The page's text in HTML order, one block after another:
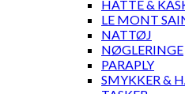
HATTE &
LE MONT
NATTØJ
NØGLERINGE
PARAPLY
SMYKKER &